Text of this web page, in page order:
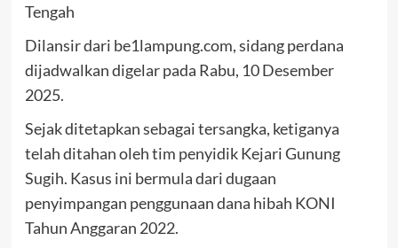
Tengah
Dilansir dari be1lampung.com, sidang perdana
dijadwalkan digelar pada Rabu, 10 Desember
2025.
Sejak ditetapkan sebagai tersangka, ketiganya
telah ditahan oleh tim penyidik Kejari Gunung
Sugih. Kasus ini bermula dari dugaan
penyimpangan penggunaan dana hibah KONI
Tahun Anggaran 2022.